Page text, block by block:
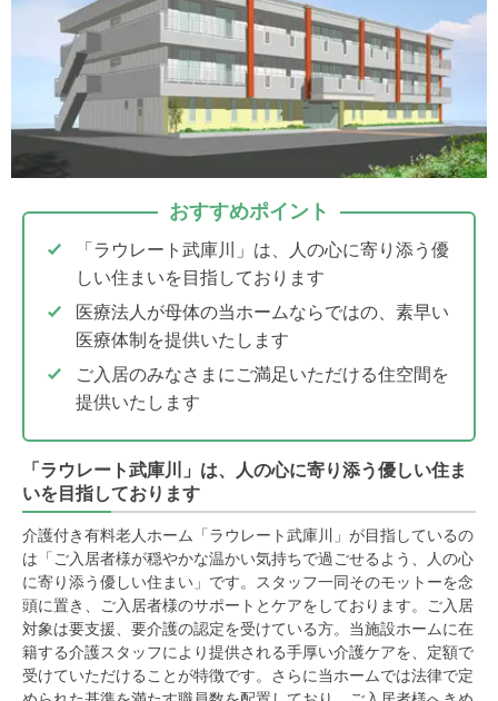
おすすめポイント
「ラウレート武庫川」は、人の心に寄り添う優
しい住まいを目指しております
医療法人が母体の当ホームならではの、素早い
医療体制を提供いたします
ご入居のみなさまにご満足いただける住空間を
提供いたします
「ラウレート武庫川」は、人の心に寄り添う優しい住ま
いを目指しております
介護付き有料老人ホーム「ラウレート武庫川」が目指しているの
は「ご入居者様が穏やかな温かい気持ちで過ごせるよう、人の心
に寄り添う優しい住まい」です。スタッフ一同そのモットーを念
頭に置き、ご入居者様のサポートとケアをしております。ご入居
対象は要支援、要介護の認定を受けている方。当施設ホームに在
籍する介護スタッフにより提供される手厚い介護ケアを、定額で
受けていただけることが特徴です。さらに当ホームでは法律で定